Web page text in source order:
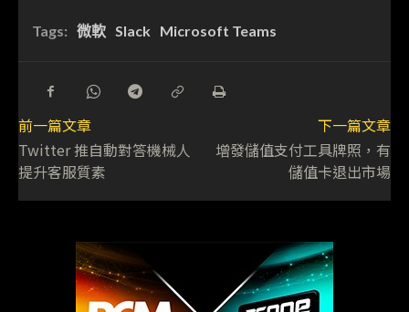
Tags: 微軟 Slack Microsoft Teams
前一篇文章
Twitter 推自動對答機械人
提升客服質素
下一篇文章
增發儲值支付工具牌照，有
儲值卡退出市場